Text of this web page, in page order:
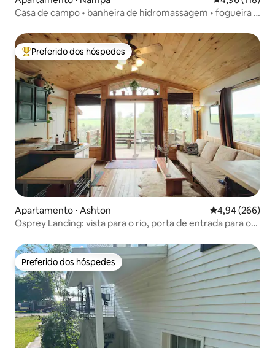
Casa de campo • banheira de hidromassagem • fogueira •
Entre os melhores preferidos dos hóspedes
Preferido dos hóspedes
Apartamento ⋅ Ashton 4,94 de uma
4,94 (266)
Osprey Landing: vista para o rio, porta de entrada para os
Preferido dos hóspedes
Preferido dos hóspedes